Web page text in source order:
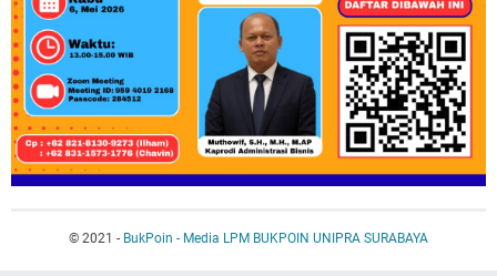
© 2021 - BukPoin - Media LPM BUKPOIN UNIPRA SURABAYA